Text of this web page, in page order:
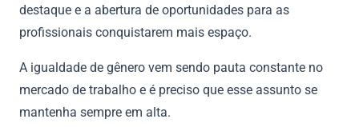
destaque e a abertura de oportunidades para as
profissionais conquistarem mais espaço.
A igualdade de gênero vem sendo pauta constante no
mercado de trabalho e é preciso que esse assunto se
mantenha sempre em alta.